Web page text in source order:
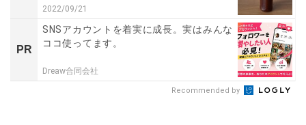
2022/09/21
PR
SNSアカウントを着実に成長。実はみんな
ココ使ってます。
Dreaw合同会社
Recommended by